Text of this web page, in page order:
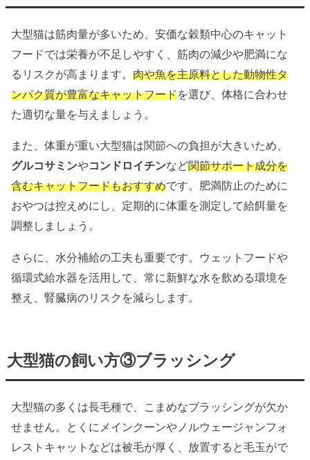
大型猫は筋肉量が多いため、安価な穀類中心のキャット
フードでは栄養が不足しやすく、筋肉の減少や肥満にな
るリスクが高まります。肉や魚を主原料とした動物性タ
ンパク質が豊富なキャットフードを選び、体格に合わせ
た適切な量を与えましょう。
また、体重が重い大型猫は関節への負担が大きいため、
グルコサミンやコンドロイチンなど関節サポート成分を
含むキャットフードもおすすめです。肥満防止のために
おやつは控えめにし、定期的に体重を測定して給餌量を
調整しましょう。
さらに、水分補給の工夫も重要です。ウェットフードや
循環式給水器を活用して、常に新鮮な水を飲める環境を
整え、腎臓病のリスクを減らします。
大型猫の飼い方③ブラッシング
大型猫の多くは長毛種で、こまめなブラッシングが欠か
せません。とくにメインクーンやノルウェージャンフォ
レストキャットなどは被毛が厚く、放置すると毛玉がで